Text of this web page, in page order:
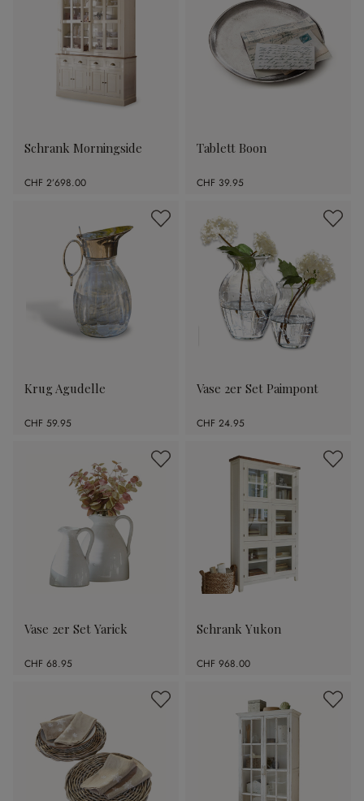
Schrank Morningside
CHF 2’698.00
Tablett Boon
CHF 39.95
Krug Agudelle
CHF 59.95
Vase 2er Set Paimpont
CHF 24.95
Vase 2er Set Yarick
CHF 68.95
Schrank Yukon
CHF 968.00